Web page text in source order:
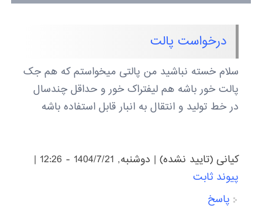
درخواست پالت
سلام خسته نباشید من پالتی میخواستم که هم جک
پالت خور باشه هم لیفتراک خور و حداقل چندسال
در خط تولید و انتقال به انبار قابل استفاده باشه
کیانی (تایید نشده)| دوشنبه, 1404/7/21 - 12:26
|
پیوند ثابت
پاسخ